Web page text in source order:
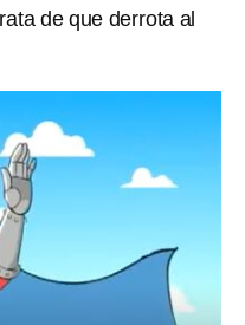
de que derrota al